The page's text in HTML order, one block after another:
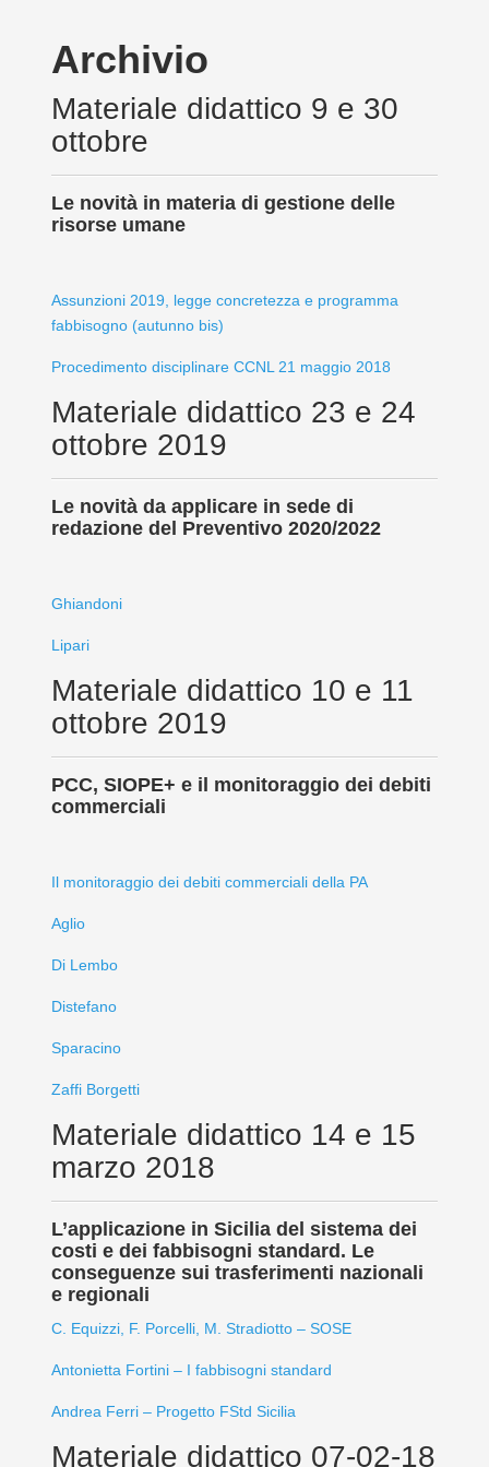
Archivio
Materiale didattico 9 e 30
ottobre
Le novità in materia di gestione delle
risorse umane
Assunzioni 2019, legge concretezza e programma
fabbisogno (autunno bis)
Procedimento disciplinare CCNL 21 maggio 2018
Materiale didattico 23 e 24
ottobre 2019
Le novità da applicare in sede di
redazione del Preventivo 2020/2022
Ghiandoni
Lipari
Materiale didattico 10 e 11
ottobre 2019
PCC, SIOPE+ e il monitoraggio dei debiti
commerciali
Il monitoraggio dei debiti commerciali della PA
Aglio
Di Lembo
Distefano
Sparacino
Zaffi Borgetti
Materiale didattico 14 e 15
marzo 2018
L’applicazione in Sicilia del sistema dei
costi e dei fabbisogni standard. Le
conseguenze sui trasferimenti nazionali
e regionali
C. Equizzi, F. Porcelli, M. Stradiotto – SOSE
Antonietta Fortini – I fabbisogni standard
Andrea Ferri – Progetto FStd Sicilia
Materiale didattico 07-02-18